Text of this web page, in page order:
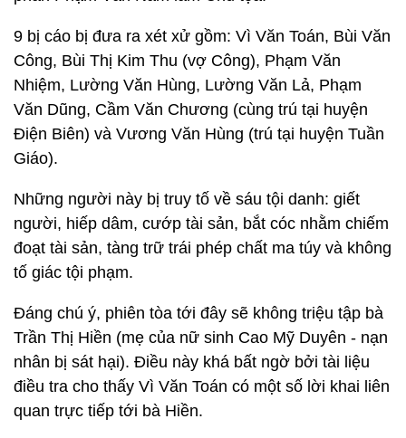
9 bị cáo bị đưa ra xét xử gồm: Vì Văn Toán, Bùi Văn
Công, Bùi Thị Kim Thu (vợ Công), Phạm Văn
Nhiệm, Lường Văn Hùng, Lường Văn Lả, Phạm
Văn Dũng, Cầm Văn Chương (cùng trú tại huyện
Điện Biên) và Vương Văn Hùng (trú tại huyện Tuần
Giáo).
Những người này bị truy tố về sáu tội danh: giết
người, hiếp dâm, cướp tài sản, bắt cóc nhằm chiếm
đoạt tài sản, tàng trữ trái phép chất ma túy và không
tố giác tội phạm.
Đáng chú ý, phiên tòa tới đây sẽ không triệu tập bà
Trần Thị Hiền (mẹ của nữ sinh Cao Mỹ Duyên - nạn
nhân bị sát hại). Điều này khá bất ngờ bởi tài liệu
điều tra cho thấy Vì Văn Toán có một số lời khai liên
quan trực tiếp tới bà Hiền.